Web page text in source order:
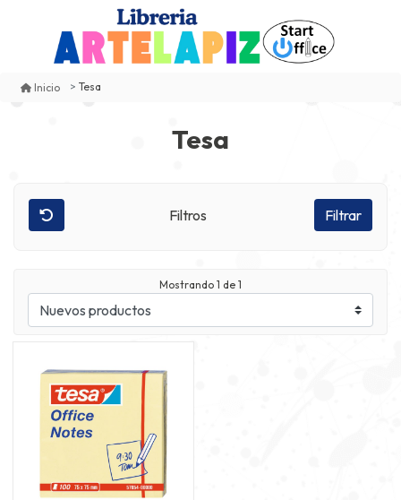
Inicio Tesa
Tesa
Filtros Filtrar
Mostrando 1 de 1